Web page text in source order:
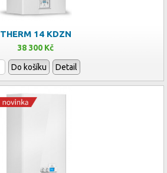
THERM 14 KDZN
38 300 Kč
Do košíku Detail